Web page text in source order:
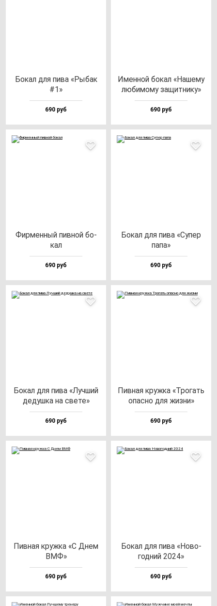
Бокал для пи­ва «Рыбак
#1»
690 руб
Имен­ной бо­кал «Наше­му
лю­би­мо­му за­щит­ни­ку»
690 руб
Фир­мен­ный пив­ной бо­
кал
690 руб
Бокал для пи­ва «Супер
па­па»
690 руб
Бокал для пи­ва «Луч­ший
де­душ­ка на све­те»
690 руб
Пив­ная круж­ка «Тро­гать
опас­но для жиз­ни»
690 руб
Пив­ная круж­ка «С Днем
ВМФ»
690 руб
Бокал для пи­ва «Ново­
год­ний 2024»
690 руб